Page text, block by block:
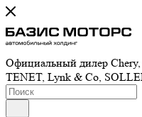
Официальный дилер Chery,
TENET, Lynk & Co,